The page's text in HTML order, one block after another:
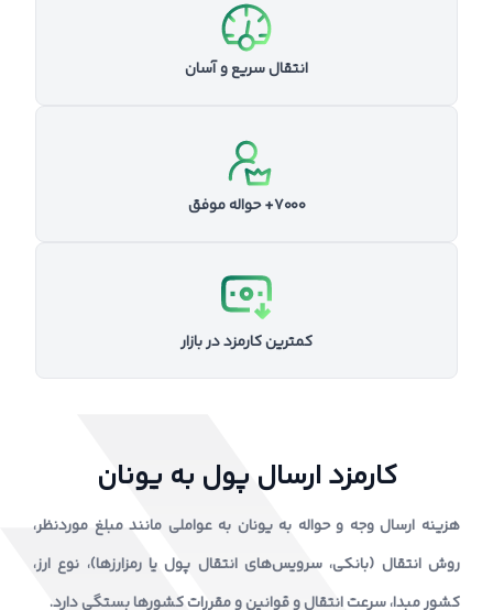
انتقال سریع و آسان
۷۰۰۰+ حواله موفق
کمترین کارمزد در بازار
کارمزد ارسال پول به یونان
هزینه ارسال وجه و حواله به یونان به عواملی مانند مبلغ موردنظر،
روش انتقال (بانکی، سرویس‌های انتقال پول یا رمزارزها)، نوع ارز،
کشور مبدا، سرعت انتقال و قوانین و مقررات کشورها بستگی دارد.